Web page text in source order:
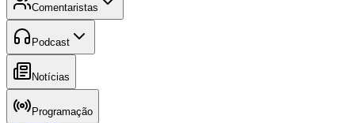
Comentaristas
Podcast
Notícias
Programação